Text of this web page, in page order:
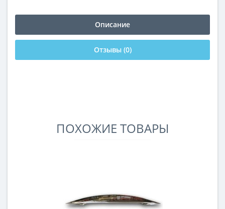
Описание
Отзывы (0)
ПОХОЖИЕ ТОВАРЫ